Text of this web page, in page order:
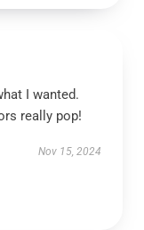
I wanted.
really pop!
Nov 15, 2024